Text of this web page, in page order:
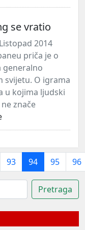
se vratio
2014
priča je o
generalno
svijetu. O igrama
u kojima ljudski
znače
93 94 95 96